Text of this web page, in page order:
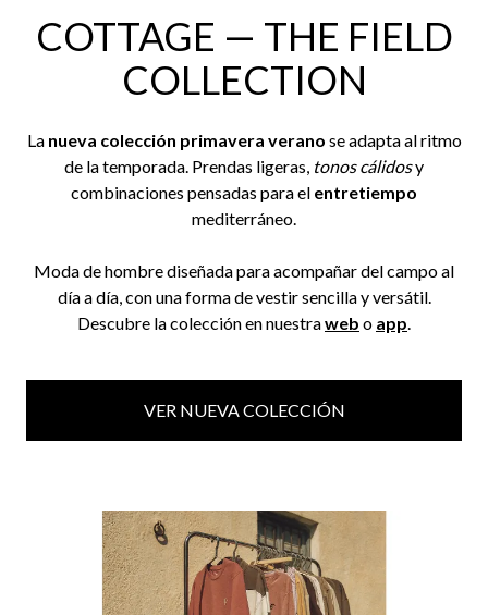
COTTAGE — THE FIELD
COLLECTION
La nueva colección primavera verano se adapta al ritmo
de la temporada. Prendas ligeras, tonos cálidosy
combinaciones pensadas para el entretiempo
mediterráneo.
Moda de hombre diseñada para acompañar del campo al
día a día, con una forma de vestir sencilla y versátil.
Descubre la colección en nuestraweb o app.
VER NUEVA COLECCIÓN